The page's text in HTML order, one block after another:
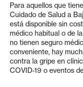
Para aquellos que
Cuidado de Salud a
está disponible sin
médico habitual o de
no tienen seguro
conveniente, hay
contra la gripe en
COVID-19 o eventos